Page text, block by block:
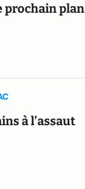
prochain plan
à l’assaut